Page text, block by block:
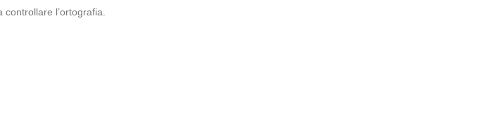
l’ortografia.